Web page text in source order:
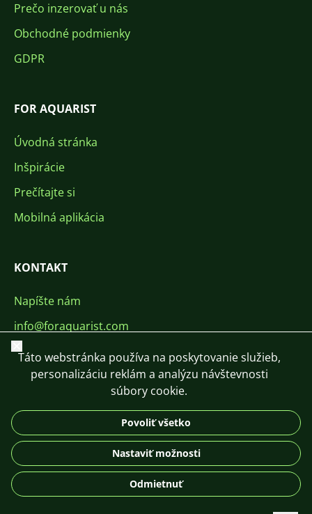
Prečo inzerovať u nás
Obchodné podmienky
GDPR
FOR AQUARIST
Úvodná stránka
Inšpirácie
Prečítajte si
Mobilná aplikácia
KONTAKT
Napíšte nám
info@foraquarist.com
+420 603 449 602
DE
© 2026 For Aquarist
Zavrieť
Táto webstránka používa na poskytovanie služieb,
personalizáciu reklám a analýzu návštevnosti
súbory cookie.
Povoliť všetko
Nastaviť možnosti
Odmietnuť